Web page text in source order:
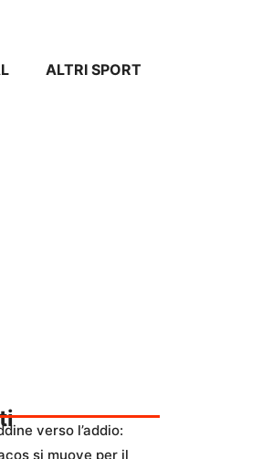
ALTRI SPORT
verso l’addio:
si muove per il